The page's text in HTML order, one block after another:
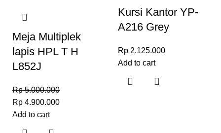
Meja Multiplek
lapis HPL T H
L852J
Rp5.000.000
Rp 4.900.000
Add to cart
Kursi Kantor YP-
A216 Grey
Rp 2.125.000
Add to cart